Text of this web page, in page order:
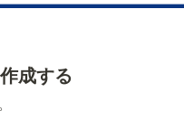
成する